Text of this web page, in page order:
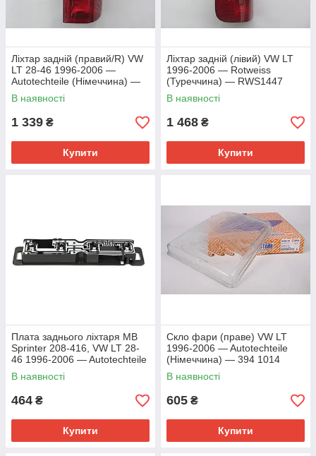
Ліхтар задній (правий/R) VW
LT 28-46 1996-2006 —
Autotechteile (Німеччина) —
394 5018
В наявності
1 339 ₴
Купити
Ліхтар задній (лівий) VW LT
1996-2006 — Rotweiss
(Туреччина) — RWS1447
В наявності
1 468 ₴
Купити
Плата заднього ліхтаря MB
Sprinter 208-416, VW LT 28-
46 1996-2006 — Autotechteile
(Німеччина) — 100 8224
В наявності
464 ₴
Купити
Скло фари (праве) VW LT
1996-2006 — Autotechteile
(Німеччина) — 394 1014
В наявності
605 ₴
Купити